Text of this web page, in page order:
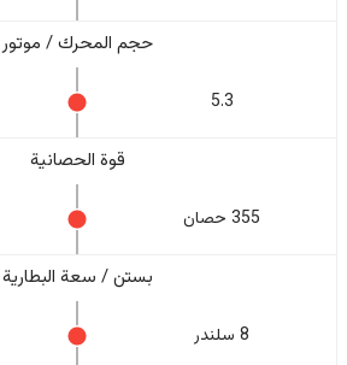
حجم المحرك / موتور
5.3
قوة الحصانية
355 حصان
بستن / سعة البطارية
8 سلندر